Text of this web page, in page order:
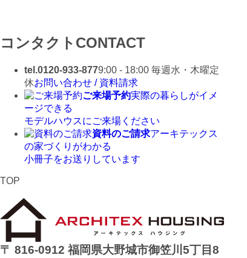
コンタクト CONTACT
tel.0120-933-8779:00 - 18:00 毎週水・木曜定
休お問い合わせ / 資料請求
ご来場予約実際の暮らしがイメ
ージできる
モデルハウスにご来場ください
資料のご請求アーキテックス
の家づくりがわかる
小冊子をお送りしています
TOP
〒 816-0912 福岡県大野城市御笠川5丁目8